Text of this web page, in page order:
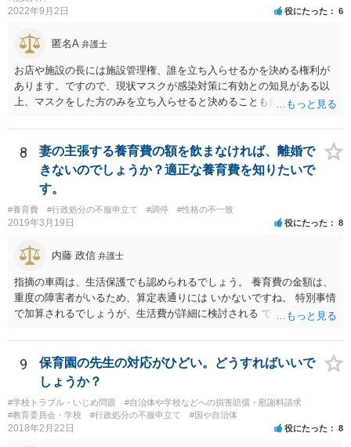
2022年9月2日 役にたった 6
匿名A 弁護士
お店や施設の長には施設管理権、誰を立ち入らせるかを決める権利が
あります。ですので、現状マスクが感染対策に有効との知見がある以
上、マスクをした方のみを立ち入らせると決めることも自由であり、
など公益的な側面のある業種ですと、公衆浴場法など各種業法で定め
られた理由以外での利用拒否は禁止されていますし、公の施設でもマ
スクなしだけでの利用拒否は問題となりえますが、民間のお店に対し
ては慰謝料の請求は認められないと考えられます。
8
妻の主張する養育費の額を飲まなければ、離婚で
きないのでしょうか？適正な養育費を知りたいで
す。
#養育費 #行政処分の不服申立て #調停 #性格の不一致
2019年3月19日 役にたった 8
内藤 政信 弁護士
指摘の車両は、生活保護でも認められるでしょう。 養育費の金額は、
重度の障害者がいるため、算定表通りには いかないですね。 特別事情
で加算されるでしょうが、生活費が詳細に検討される でしょう。 退職
が分与額になるでしょう。 一度家裁に離婚調停の申立てをしないと、
いつまで立っても、 目処がつかないかもしれないですね。
9
保育園の先生の対応がひどい。どうすればいいで
しょうか？
#学校トラブル・いじめ問題
#自治体や学校などへの損害賠償・慰謝料請求
#教育委員会・学校
#行政処分の不服申立て #国や自治体
2018年2月22日 役にたった 8